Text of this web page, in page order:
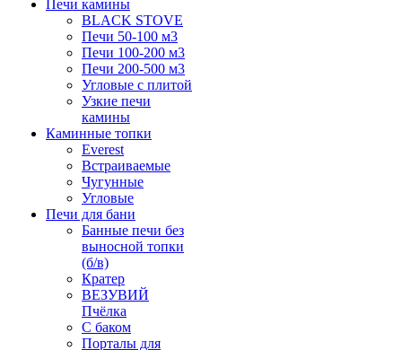
Печи камины
BLACK STOVE
Печи 50-100 м3
Печи 100-200 м3
Печи 200-500 м3
Угловые с плитой
Узкие печи
камины
Каминные топки
Everest
Встраиваемые
Чугунные
Угловые
Печи для бани
Банные печи без
выносной топки
(б/в)
Кратер
ВЕЗУВИЙ
Пчёлка
С баком
Порталы для